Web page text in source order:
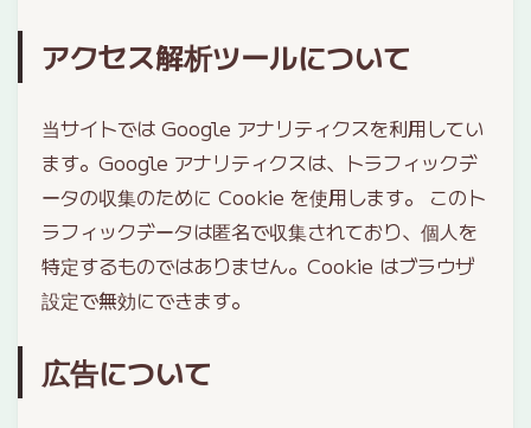
アクセス解析ツールについて
当サイトでは Google アナリティクスを利用してい
ます。Google アナリティクスは、トラフィックデ
ータの収集のために Cookie を使用します。 このト
ラフィックデータは匿名で収集されており、個人を
特定するものではありません。Cookie はブラウザ
設定で無効にできます。
広告について